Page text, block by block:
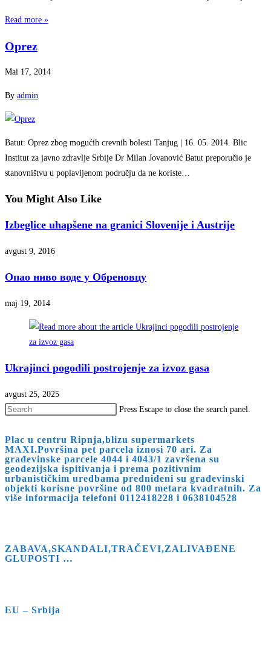
Read more »
Oprez
Mai 17, 2014
By admin
Batut: Oprez zbog mogućih crevnih bolesti Tanjug | 16. 05. 2014. Blic
Institut za javno zdravlje Srbije Dr Milan Jovanović Batut preporučio je
stanovništvu u poplavljenom području da ne koriste…
You Might Also Like
Izbeglice uhapšene na granici Slovenije i Austrije
avgust 9, 2016
Oпао ниво воде у Oбреновцу
maj 19, 2014
Ukrajinci pogodili postrojenje za izvoz gasa
avgust 25, 2025
Press Escape to close the search panel.
Plac u centru Ripnja,blizu supermarkets
MAXI.Površina pet parcela iznosi 70 ari. Za
građevinske parcele 4044 i 4043/1 završena su
geodezijska ispitivanja i prema pozitivnim
urbanističkim uredbama predniđeni su građevinski
objekti korisne površine od 800 metara kvadratnih. Za
više informacija telefoni 0112418228 i 0638104528
ZABAVA,SKANDALI,TRAČEVI,ZALIVAĐENE
GLUPOSTI …
EU – Srbija